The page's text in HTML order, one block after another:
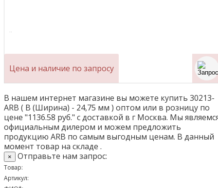
..
Цена и наличие по запросу
В нашем интернет магазине вы можете купить 30213-
ARB ( B (Ширина) - 24,75 мм ) оптом или в розницу по
цене "1136.58 руб." с доставкой в г Москва. Мы
официальным дилером и можем предложить
продукцию ARB по самым выгодным ценам. В данный
момент товар на складе .
× Отправьте нам запрос:
Товар:
Артикул: